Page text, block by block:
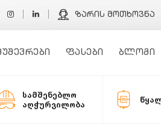
ზარის მოთხოვნა
ფასები ბლოგი
სამშენებლო
აღჭურვილობა